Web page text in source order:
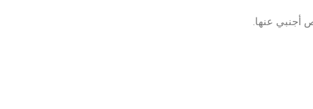
أجنبي عنها.